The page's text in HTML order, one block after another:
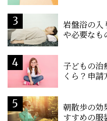
岩盤浴の入
や必要なも
子どもの治
くら？申
朝散歩の効
すすめの服